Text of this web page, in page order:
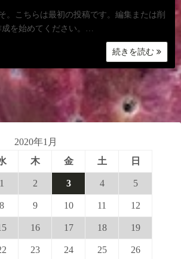
。こちらは最初の投稿です。編集または削
成を始めてください。…
続きを読む
2020年1月
木 金 土 日
1 2 3 4 5
8 9 10 11 12
16 17 18 19
23 24 25 26